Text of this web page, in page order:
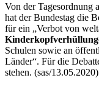
Von der Tagesordnung
hat der Bundestag die
für ein „Verbot von
Schulen sowie an
Länder“. Für die
stehen. (sas/13.05.2020)